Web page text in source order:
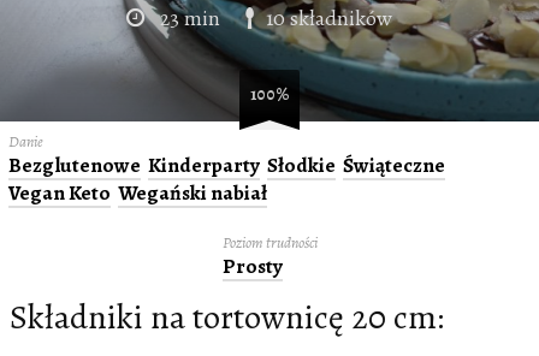
23 min 10 składników
100%
Danie
Bezglutenowe Kinderparty Słodkie Świąteczne
Vegan Keto Wegański nabiał
Poziom trudności
Prosty
Składniki na tortownicę 20 cm: